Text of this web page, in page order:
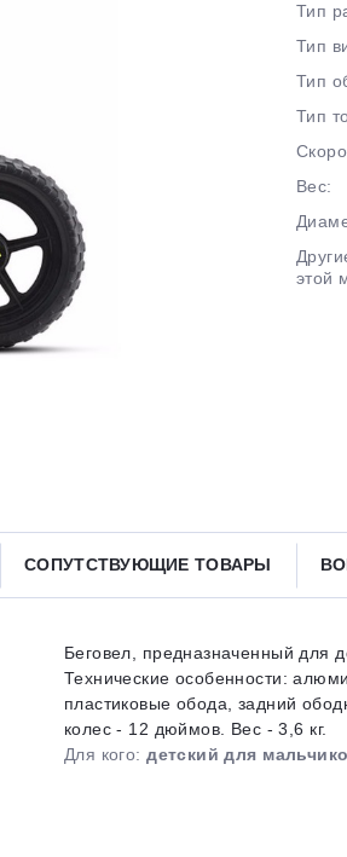
Тип
Тип
Тип
Тип
Вес:
этой
СОПУТСТВУЮЩИЕ ТОВАРЫ
Беговел, предназначенный для
Технические особенности:
пластиковые обода, задний
колес - 12 дюймов. Вес - 3,6 кг.
Для кого:детский для
Добавляйте товары
Получайте товарвыбранный
с вашей картыпо25%каждые 2